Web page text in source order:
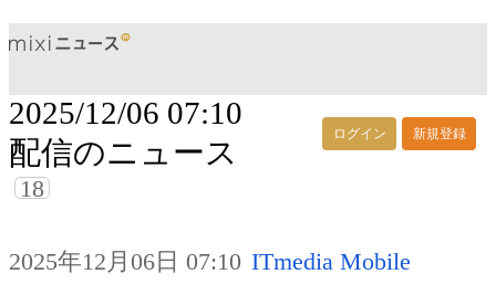
ログイン 新規登録
2025/12/06 07:10
配信のニュース
18
2025年12月06日 07:10 ITmedia Mobile